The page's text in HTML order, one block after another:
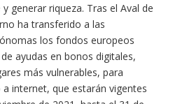
generar riqueza. Tras el Aval de
ha transferido a las
los fondos europeos
ayudas en bonos digitales,
más vulnerables, para
internet, que estarán vigentes